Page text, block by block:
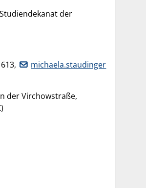
der
michaela.staudinger
der Virchowstraße,